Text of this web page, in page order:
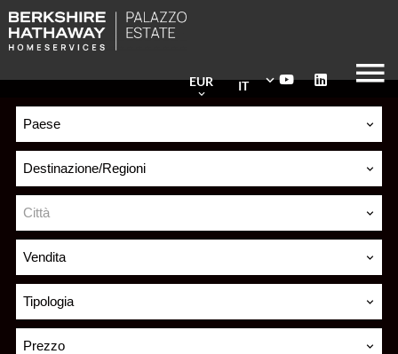
IT
EUR
Paese
Destinazione/Regioni
Città
Vendita
Tipologia
Prezzo